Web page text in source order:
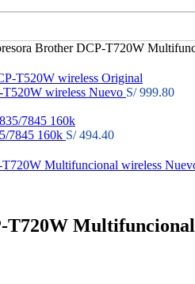
Brother DCP-T720W
wireless Nuevo S/999.80
7845 160k S/494.40
Multifuncional